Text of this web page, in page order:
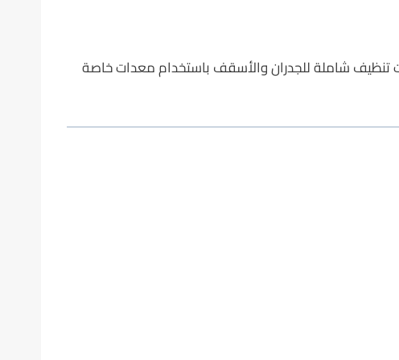
تنظيف شاملة للجدران والأسقف باستخدام معدات خاصة